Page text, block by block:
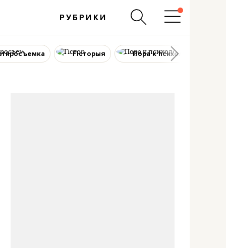
РУБРИКИ
Гісторыя Пора к психологу